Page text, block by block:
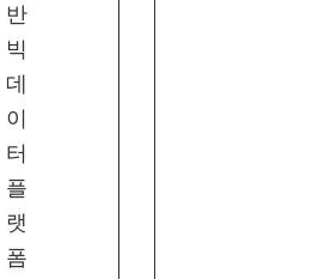
반
빅
데
이
터
플
랫
폼